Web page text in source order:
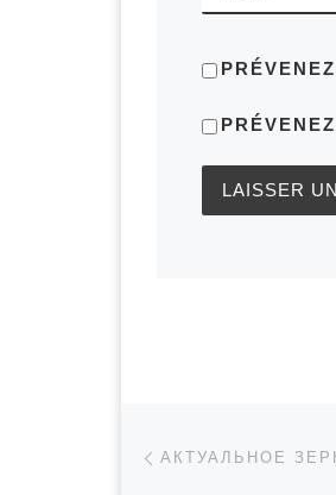
Parcourir
АКТУАЛЬНОЕ